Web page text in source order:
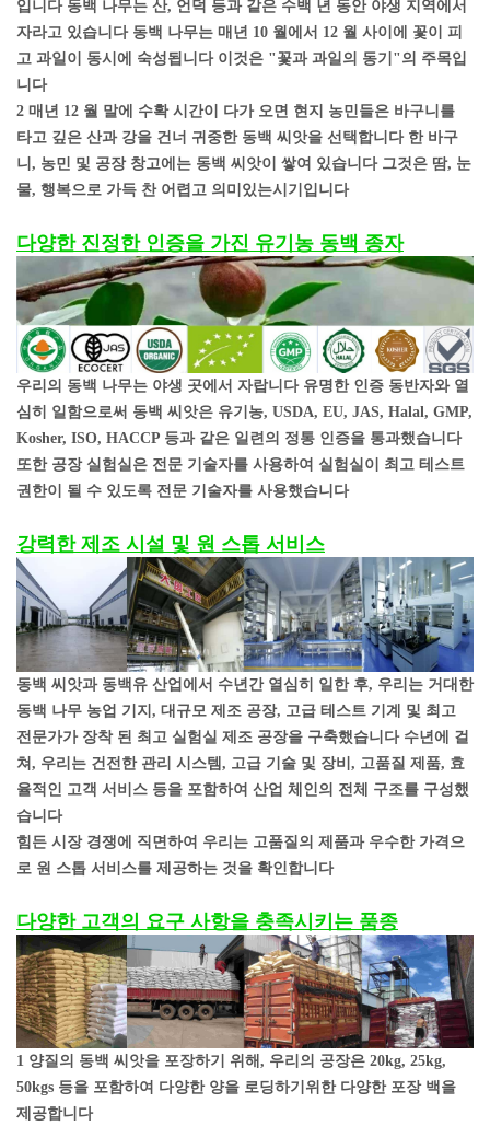
입니다 동백 나무는 산, 언덕 등과 같은 수백 년 동안 야생 지역에서
자라고 있습니다 동백 나무는 매년 10 월에서 12 월 사이에 꽃이 피
고 과일이 동시에 숙성됩니다 이것은 "꽃과 과일의 동기"의 주목입
니다
2 매년 12 월 말에 수확 시간이 다가 오면 현지 농민들은 바구니를
타고 깊은 산과 강을 건너 귀중한 동백 씨앗을 선택합니다 한 바구
니, 농민 및 공장 창고에는 동백 씨앗이 쌓여 있습니다 그것은 땀, 눈
물, 행복으로 가득 찬 어렵고 의미있는시기입니다
다양한 진정한 인증을 가진 유기농 동백 종자
우리의 동백 나무는 야생 곳에서 자랍니다 유명한 인증 동반자와 열
심히 일함으로써 동백 씨앗은 유기농, USDA, EU, JAS, Halal, GMP,
Kosher, ISO, HACCP 등과 같은 일련의 정통 인증을 통과했습니다
또한 공장 실험실은 전문 기술자를 사용하여 실험실이 최고 테스트
권한이 될 수 있도록 전문 기술자를 사용했습니다
강력한 제조 시설 및 원 스톱 서비스
동백 씨앗과 동백유 산업에서 수년간 열심히 일한 후, 우리는 거대한
동백 나무 농업 기지, 대규모 제조 공장, 고급 테스트 기계 및 최고
전문가가 장착 된 최고 실험실 제조 공장을 구축했습니다 수년에 걸
쳐, 우리는 건전한 관리 시스템, 고급 기술 및 장비, 고품질 제품, 효
율적인 고객 서비스 등을 포함하여 산업 체인의 전체 구조를 구성했
습니다
힘든 시장 경쟁에 직면하여 우리는 고품질의 제품과 우수한 가격으
로 원 스톱 서비스를 제공하는 것을 확인합니다
다양한 고객의 요구 사항을 충족시키는 품종
1 양질의 동백 씨앗을 포장하기 위해, 우리의 공장은 20kg, 25kg,
50kgs 등을 포함하여 다양한 양을 로딩하기위한 다양한 포장 백을
제공합니다